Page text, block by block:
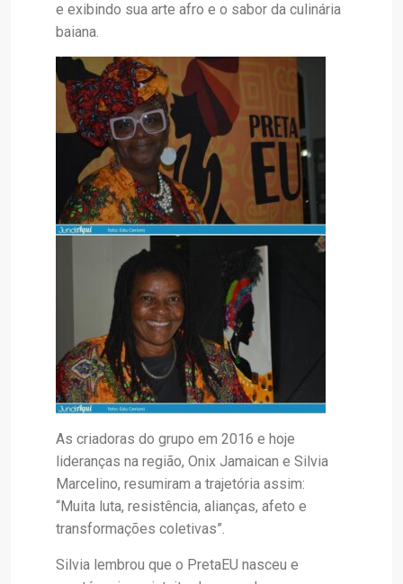
e exibindo sua arte afro e o sabor da culinária
baiana.
As criadoras do grupo em 2016 e hoje
lideranças na região, Onix Jamaican e Silvia
Marcelino, resumiram a trajetória assim:
“Muita luta, resistência, alianças, afeto e
transformações coletivas”.
Silvia lembrou que o PretaEU nasceu e